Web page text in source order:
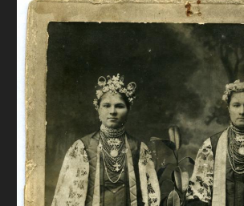
ОНЛАЙН-КРАМНИЦЯ
ПІДТРИМАТИ